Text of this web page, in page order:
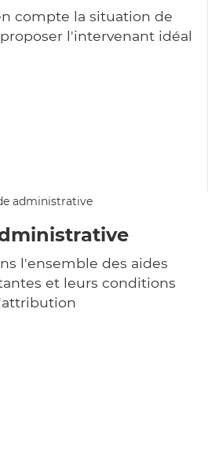
compte la situation de
l'intervenant idéal
l'ensemble des aides
et leurs conditions